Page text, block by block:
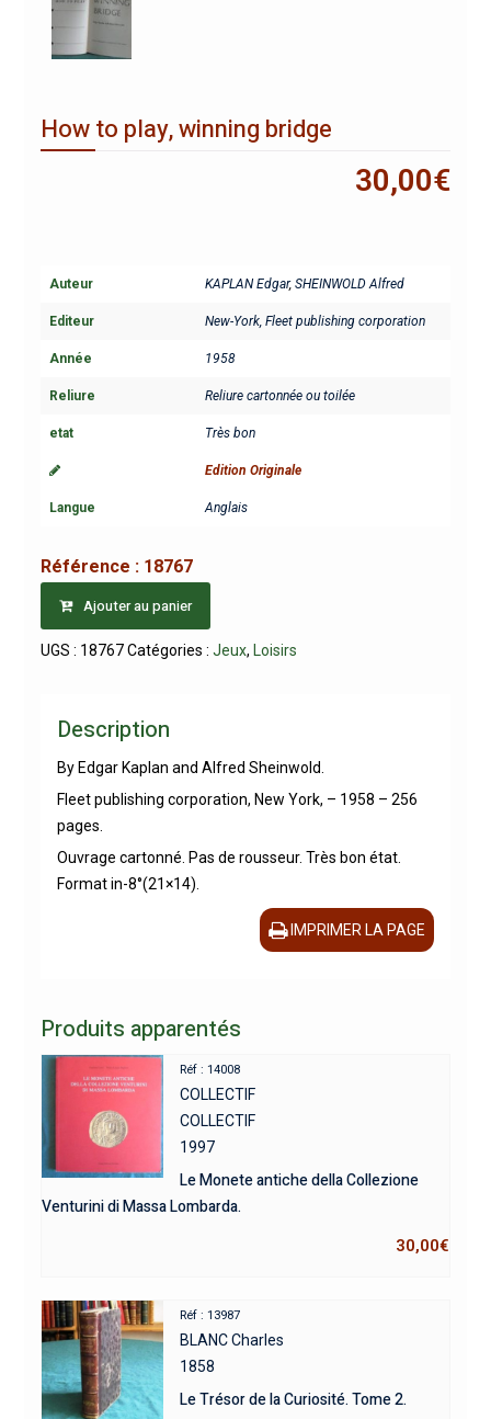
How to play, winning bridge
30,00€
Auteur KAPLAN Edgar, SHEINWOLD Alfred
Editeur New-York, Fleet publishing corporation
Année 1958
Reliure Reliure cartonnée ou toilée
etat Très bon
Edition Originale
Langue Anglais
Référence : 18767
Ajouter au panier
UGS : 18767 Catégories : Jeux, Loisirs
Description
By Edgar Kaplan and Alfred Sheinwold.
Fleet publishing corporation, New York, – 1958 – 256
pages.
Ouvrage cartonné. Pas de rousseur. Très bon état.
Format in-8°(21×14).
IMPRIMER LA PAGE
Produits apparentés
Réf : 14008
COLLECTIF
COLLECTIF
1997
Le Monete antiche della Collezione
Venturini di Massa Lombarda.
30,00€
Réf : 13987
BLANC Charles
1858
Le Trésor de la Curiosité. Tome 2.